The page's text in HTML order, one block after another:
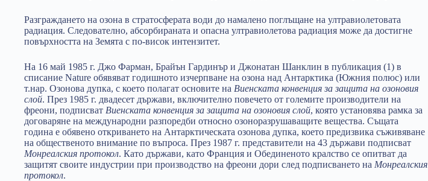
Разграждането на озона в стратосферата води до намалено поглъщане на ултравиолетовата
радиация. Следователно, абсорбираната и опасна ултравиолетова радиация може да достигне
повърхността на Земята с по-висок интензитет.
На 16 май 1985 г. Джо Фарман, Брайън Гардинър и Джонатан Шанклин в публикация (1) в
списание Nature обявяват годишното изчерпване на озона над Антарктика (Южния полюс) или
т.нар. Озонова дупка, с което полагат основите на Виенската конвенция за защита на озоновия
слой. През 1985 г. двадесет държави, включително повечето от големите производители на
фреони, подписват Виенската конвенция за защита на озоновия слой, която установява рамка за
договаряне на международни разпоредби относно озоноразрушаващите вещества. Същата
година е обявено откриването на Антарктическата озонова дупка, което предизвика съживяване
на общественото внимание по въпроса. През 1987 г. представители на 43 държави подписват
Монреалския протокол. Като държави, като Франция и Обединеното кралство се опитват да
защитят своите индустрии при производство на фреони дори след подписването на Монреалския
протокол.